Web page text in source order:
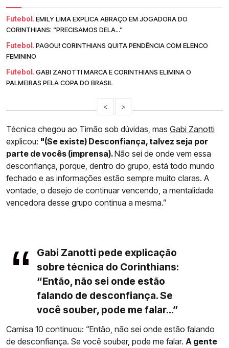
Futebol. EMILY LIMA EXPLICA ABRAÇO EM JOGADORA DO
CORINTHIANS: “PRECISAMOS DELA...”
Futebol. PAGOU! CORINTHIANS QUITA PENDÊNCIA COM ELENCO
FEMININO
Futebol. GABI ZANOTTI MARCA E CORINTHIANS ELIMINA O
PALMEIRAS PELA COPA DO BRASIL
< >
Técnica chegou ao Timão sob dúvidas, mas Gabi Zanotti
explicou: "(Se existe) Desconfiança, talvez seja por
parte de vocês (imprensa).Não sei de onde vem essa
desconfiança, porque, dentro do grupo, está todo mundo
fechado e as informações estão sempre muito claras. A
vontade, o desejo de continuar vencendo, a mentalidade
vencedora desse grupo continua a mesma.”
Gabi Zanotti pede explicação
sobre técnica do Corinthians:
“Então, não sei onde estão
falando de desconfiança. Se
você souber, pode me falar...”
Camisa 10 continuou: “Então, não sei onde estão falando
de desconfiança. Se você souber, pode me falar. A gente